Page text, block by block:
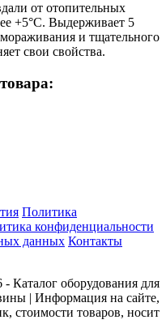
от отопительных
+5°С. Выдерживает 5
и тщательного
свои свойства.
Политика
конфиденциальности
данных Контакты
Каталог оборудования для
| Информация на сайте,
стоимости товаров, носит